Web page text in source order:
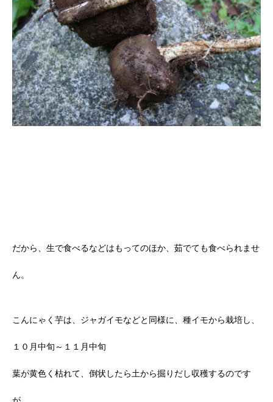
だから、生で食べるなどはもってのほか、茹でても食べられませ
ん。
こんにゃく芋は、ジャガイモなどと同様に、種イモから栽培し、
１０月中旬～１１月中旬
葉が黄色く枯れて、倒状したら土から掘りだし収穫するのです